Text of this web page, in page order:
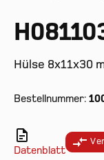
Hülse 8x11x30
Bestellnummer:
Datenblatt